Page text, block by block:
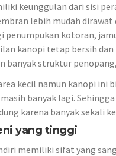
keunggulan dari sisi
lebih mudah
penumpukan kotoran,
kanopi tetap bersih
banyak struktur
kecil namun kanopi ini
banyak lagi.
karena banyak sekali
yang tinggi
memiliki sifat yang